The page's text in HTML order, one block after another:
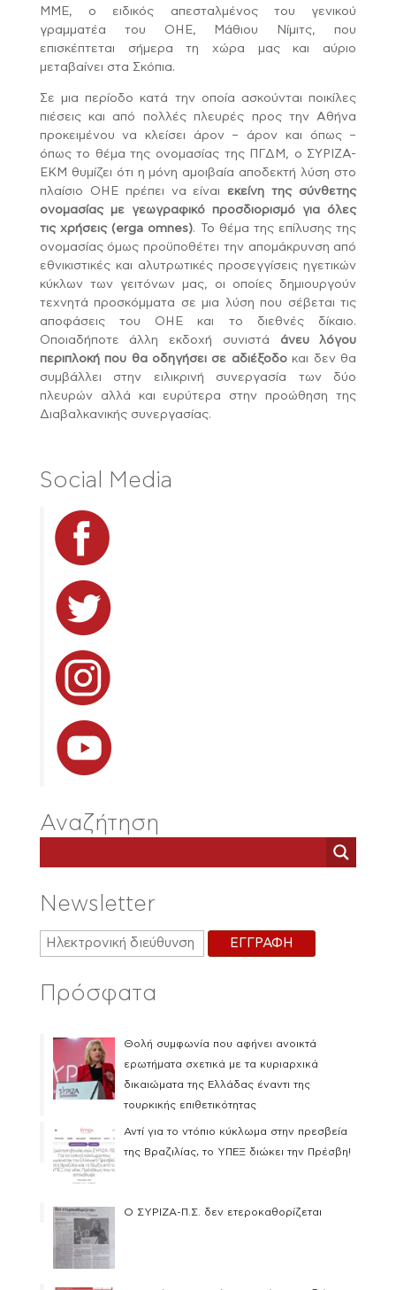
ΜΜΕ, ο ειδικός απεσταλμένος του γενικού
γραμματέα του ΟΗΕ, Μάθιου Νίμιτς, που
επισκέπτεται σήμερα τη χώρα μας και αύριο
μεταβαίνει στα Σκόπια.
Σε μια περίοδο κατά την οποία ασκούνται ποικίλες
πιέσεις και από πολλές πλευρές προς την Αθήνα
προκειμένου να κλείσει άρον – άρον και όπως –
όπως το θέμα της ονομασίας της ΠΓΔΜ, ο ΣΥΡΙΖΑ-
ΕΚΜ θυμίζει ότι η μόνη αμοιβαία αποδεκτή λύση στο
πλαίσιο ΟΗΕ πρέπει να είναι εκείνη της σύνθετης
ονομασίας με γεωγραφικό προσδιορισμό για όλες
τις χρήσεις (erga omnes). Το θέμα της επίλυσης της
ονομασίας όμως προϋποθέτει την απομάκρυνση από
εθνικιστικές και αλυτρωτικές προσεγγίσεις ηγετικών
κύκλων των γειτόνων μας, οι οποίες δημιουργούν
τεχνητά προσκόμματα σε μια λύση που σέβεται τις
αποφάσεις του ΟΗΕ και το διεθνές δίκαιο.
Οποιαδήποτε άλλη εκδοχή συνιστά
άνευ λόγου
περιπλοκή που θα οδηγήσει σε αδιέξοδοκαι δεν θα
συμβάλλει στην ειλικρινή συνεργασία των δύο
πλευρών αλλά και ευρύτερα στην προώθηση της
Διαβαλκανικής συνεργασίας.
Social Media
Αναζήτηση
Newsletter
Πρόσφατα
Θολή συμφωνία που αφήνει ανοικτά
ερωτήματα σχετικά με τα κυριαρχικά
δικαιώματα της Ελλάδας έναντι της
τουρκικής επιθετικότητας
Αντί για το ντόπιο κύκλωμα στην πρεσβεία
της Βραζιλίας, το ΥΠΕΞ διώκει την Πρέσβη!
Ο ΣΥΡΙΖΑ-Π.Σ. δεν ετεροκαθορίζεται